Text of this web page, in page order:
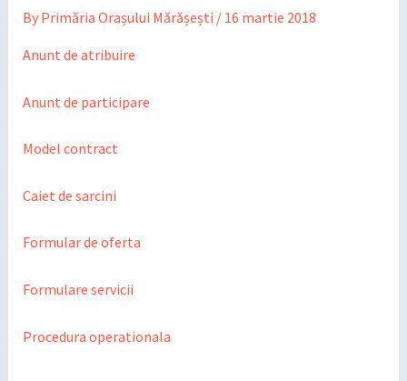
By Primăria Orașului Mărășești / 16 martie 2018
Anunt de atribuire
Anunt de participare
Model contract
Caiet de sarcini
Formular de oferta
Formulare servicii
Procedura operationala